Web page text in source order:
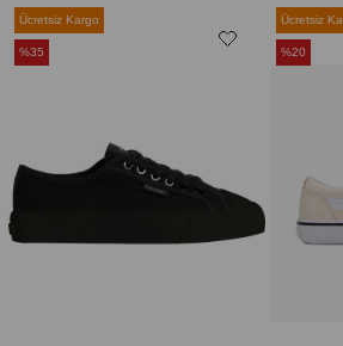
Ücretsiz Kargo
%35
Ücretsiz
%20